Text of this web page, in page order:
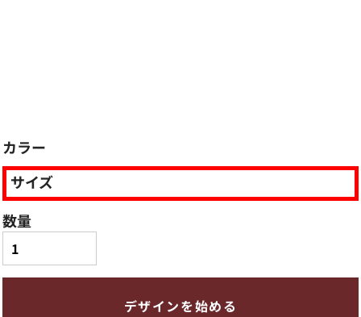
カラー
サイズ
数量
デザインを始める